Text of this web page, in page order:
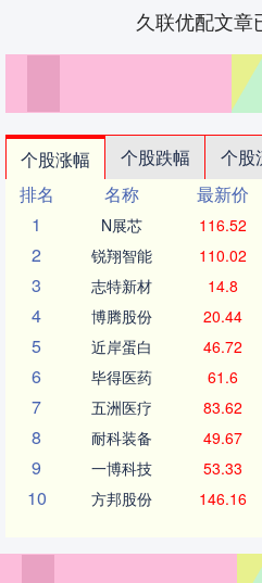
久联优配文章
个股涨幅 个股跌幅 个股
排名
名称 最新价
1
N展芯 116.52
2 锐翔智能 110.02
3 志特新材 14.8
4 博腾股份 20.44
5 近岸蛋白 46.72
6 毕得医药 61.6
7 五洲医疗 83.62
8 耐科装备 49.67
9 一博科技 53.33
10 方邦股份 146.16